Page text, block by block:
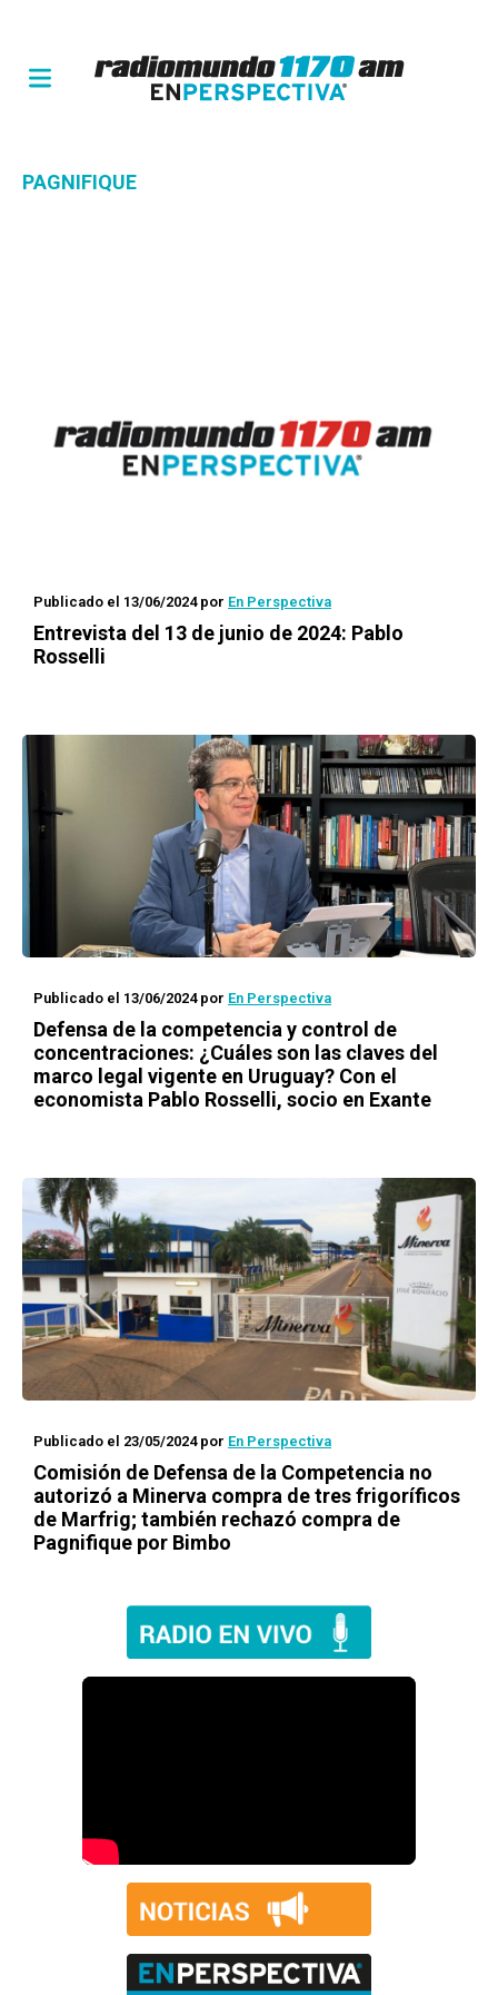
PAGNIFIQUE
Publicado el 13/06/2024por En Perspectiva
Entrevista del 13 de junio de 2024: Pablo
Rosselli
Publicado el 13/06/2024por En Perspectiva
Defensa de la competencia y control de
concentraciones: ¿Cuáles son las claves del
marco legal vigente en Uruguay? Con el
economista Pablo Rosselli, socio en Exante
Publicado el 23/05/2024por En Perspectiva
Comisión de Defensa de la Competencia no
autorizó a Minerva compra de tres frigoríficos
de Marfrig; también rechazó compra de
Pagnifique por Bimbo